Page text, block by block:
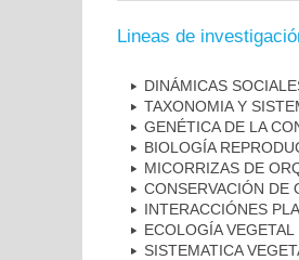
Lineas de
DINÁMICAS
TAXONOMIA Y
GENÉTICA DE LA
BIOLOGÍA
MICORRIZAS DE
CONSERVACIÓN DE
INTERACCIÓNES
ECOLOGÍA VEGETAL
SISTEMATICA